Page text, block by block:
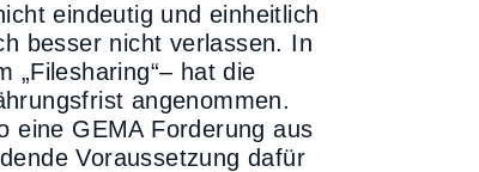
eindeutig und einheitlich
besser nicht verlassen. In
„Filesharing“– hat die
angenommen.
eine GEMA Forderung aus
Voraussetzung dafür